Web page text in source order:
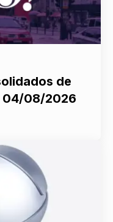
de
04/08/2026